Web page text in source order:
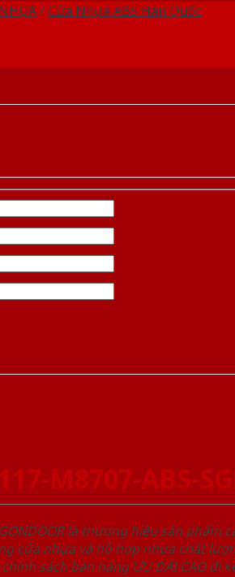
/Cửa Nhựa ABS Hàn Quốc
M8707-ABS-
là thương hiệu sản
cửa nhựa và hỗ hợp nhựa chất
sách bán hàng ƯU ĐÃI CAO